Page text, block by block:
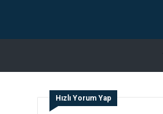
Hızlı Yorum Yap